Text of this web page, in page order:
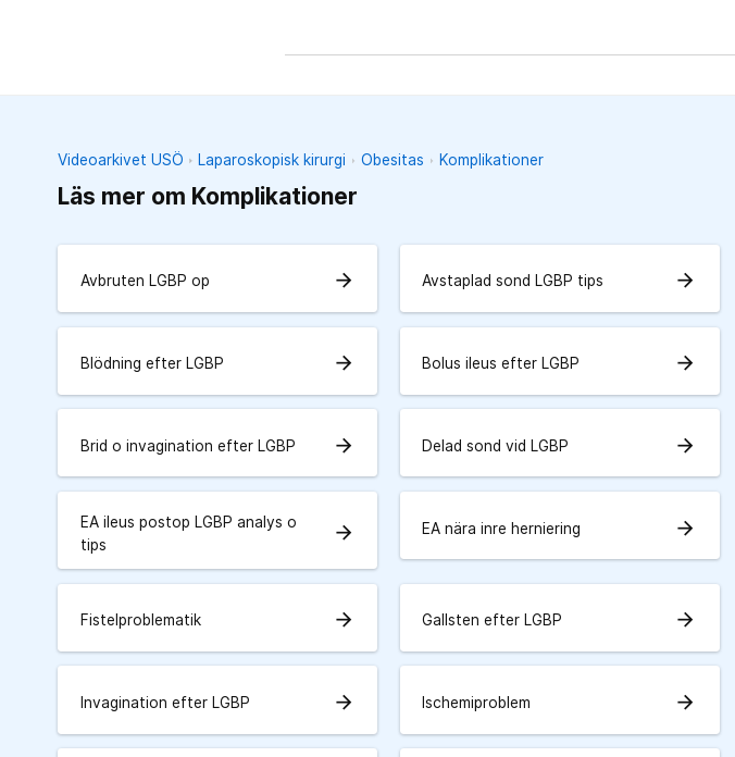
Videoarkivet USÖ Laparoskopisk kirurgi Obesitas Komplikationer
Läs mer om Komplikationer
Avbruten LGBP op arrow_forward Avstaplad sond LGBP tips arrow_forward
Blödning efter LGBP arrow_forward Bolus ileus efter LGBP arrow_forward
Brid o invagination efter LGBP arrow_forward Delad sond vid LGBP arrow_forward
EA ileus postop LGBP analys o
tips
arrow_forward EA nära inre herniering arrow_forward
Fistelproblematik arrow_forward Gallsten efter LGBP arrow_forward
Invagination efter LGBP arrow_forward Ischemiproblem arrow_forward